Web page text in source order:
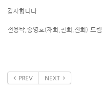
감사합니다
전용탁,송영호(재희,찬희,진희) 드림
PREV NEXT